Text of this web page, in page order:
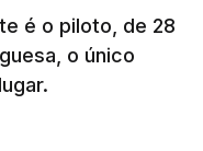
é o piloto, de 28
o único